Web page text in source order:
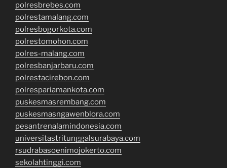
polresbrebes.com
polrestamalang.com
polresbogorkota.com
polrestomohon.com
polres-malang.com
polresbanjarbaru.com
polrestacirebon.com
polrespariamankota.com
puskesmasrembang.com
puskesmasngawenblora.com
pesantrenalamindonesia.com
universitastritunggalsurabaya.com
rsudrabasoenimojokerto.com
sekolahtinggi.com